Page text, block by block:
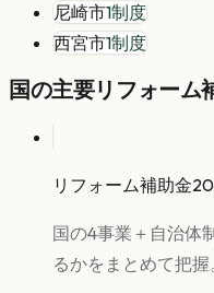
尼崎市1制度
西宮市1制度
国の主要リフォーム
リフォーム補助金
国の4事業＋自治体
るかをまとめて把握